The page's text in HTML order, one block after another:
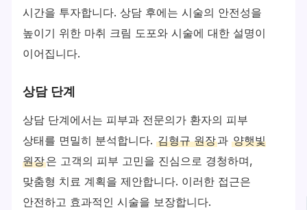
시간을 투자합니다. 상담 후에는 시술의 안전성을
높이기 위한 마취 크림 도포와 시술에 대한 설명이
이어집니다.
상담 단계
상담 단계에서는 피부과 전문의가 환자의 피부
상태를 면밀히 분석합니다.김형규 원장과양햇빛
원장은 고객의 피부 고민을 진심으로 경청하며,
맞춤형 치료 계획을 제안합니다. 이러한 접근은
안전하고 효과적인 시술을 보장합니다.